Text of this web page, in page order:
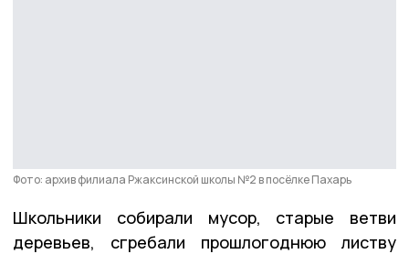
Фото: архив филиала Ржаксинской школы №2 в посёлке Пахарь
Школьники собирали мусор, старые ветви
деревьев, сгребали прошлогоднюю листву